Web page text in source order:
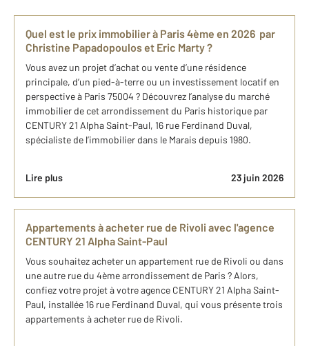
Quel est le prix immobilier à Paris 4ème en 2026 par
Christine Papadopoulos et Eric Marty ?
Vous avez un projet d’achat ou vente d’une résidence
principale, d’un pied-à-terre ou un investissement locatif en
perspective à Paris 75004 ? Découvrez l’analyse du marché
immobilier de cet arrondissement du Paris historique par
CENTURY 21 Alpha Saint-Paul, 16 rue Ferdinand Duval,
spécialiste de l’immobilier dans le Marais depuis 1980.
Lire plus 23 juin 2026
Appartements à acheter rue de Rivoli avec l'agence
CENTURY 21 Alpha Saint-Paul
Vous souhaitez acheter un appartement rue de Rivoli ou dans
une autre rue du 4ème arrondissement de Paris ? Alors,
confiez votre projet à votre agence CENTURY 21 Alpha Saint-
Paul, installée 16 rue Ferdinand Duval, qui vous présente trois
appartements à acheter rue de Rivoli.